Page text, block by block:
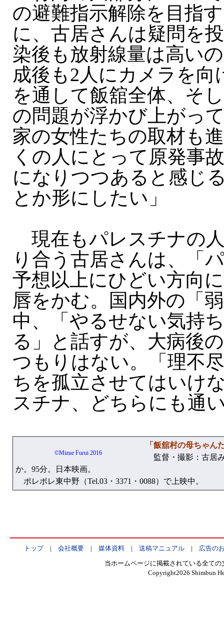
の避難指示解除を目指
に、古居さんは疑問を
染後も放射線量は高い
成後も2人にカメラを向
を通して飯舘全体、そ
の問題が浮かび上がっ
家の女性たちの取材も
くの人にとって原発事
になりつつあると感じ
とか形にしたい」
現在もパレスチナの
り合う古居さんは、「
予想以上にひどい方向
唇をかむ。国内外の「
中、「やるせない気持
る」と話すが、大病後
つもりはない。「理不
ちを孤立させてはいけ
スチナ、どちらにも通
©Mizue Furui 2016
「飯舘村の母ちゃ
監督・撮影：古居
か。95分。日本映画。
ポレポレ東中野（Tel.03・3371・0088）で上映中。
トップ| 会社概要| 媒体資料| 送稿マニュアル| 広告の
当ホームページに掲載されている全て
Copyright2026 Shimbun